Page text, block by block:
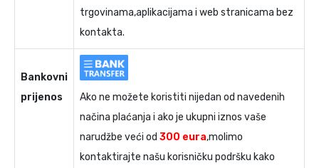
trgovinama,aplikacijama i web stranicama bez
kontakta.
Bankovni
prijenos
Ako ne možete koristiti nijedan od navedenih
načina plaćanja i ako je ukupni iznos vaše
narudžbe veći od 300 eura,molimo
kontaktirajte našu korisničku podršku kako